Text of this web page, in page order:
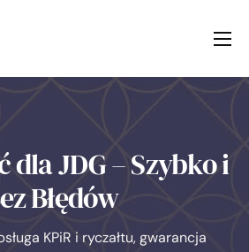
dla JDG – Szybko i
Błędów
KPiR i ryczałtu, gwarancja